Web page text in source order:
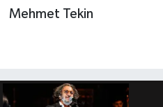
Mehmet Tekin